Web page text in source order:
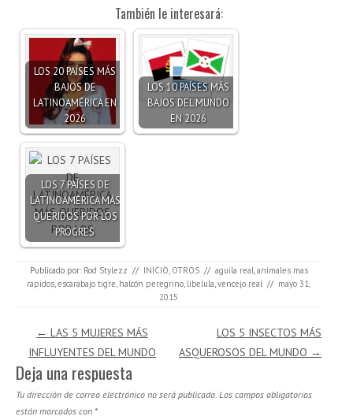
También le interesará:
LOS 20 PAÍSES MÁS
BAJOS DE
LATINOAMÉRICA EN
2026
LOS 10 PAÍSES MÁS
BAJOS DEL MUNDO
EN 2026
LOS 7 PAÍSES DE
LATINOAMÉRICA MÁS
QUERIDOS POR LOS
PROGRES
Publicado por: Rod Stylezz // INICIO OTROS // aguila real animales mas
rapidos escarabajo tigre halcón peregrino libelula vencejo real // mayo 31,
2015
Navegación de entradas
← LAS 5 MUJERES MÁS
INFLUYENTES DEL MUNDO
LOS 5 INSECTOS MÁS
ASQUEROSOS DEL MUNDO →
Deja una respuesta
Tu dirección de correo electrónico no será publicada. Los campos obligatorios
están marcados con *